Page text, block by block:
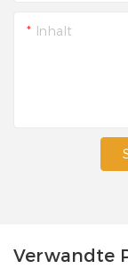
Inhalt
Verwandte